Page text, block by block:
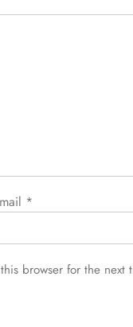
*
browser for the next